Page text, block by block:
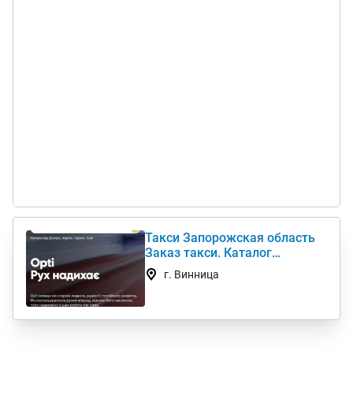
Такси Запорожская область
Заказ такси. Каталог
Телефон такси Сервис
г. Винница